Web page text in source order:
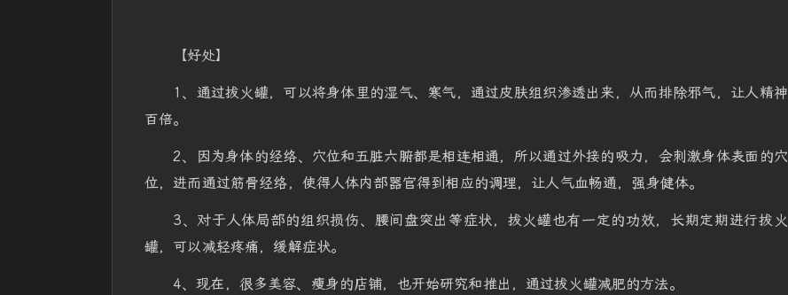
【好处】
1、通过拔火罐，可以将身体里的湿气、寒气，通过皮肤组织渗透出来，从而排除邪气，让人精神
百倍。
2、因为身体的经络、穴位和五脏六腑都是相连相通，所以通过外接的吸力，会刺激身体表面的穴
位，进而通过筋骨经络，使得人体内部器官得到相应的调理，让人气血畅通，强身健体。
3、对于人体局部的组织损伤、腰间盘突出等症状，拔火罐也有一定的功效，长期定期进行拔火
罐，可以减轻疼痛，缓解症状。
4、现在，很多美容、瘦身的店铺，也开始研究和推出，通过拔火罐减肥的方法。